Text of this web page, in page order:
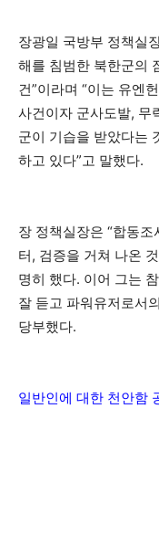
장광일 국방부 정책실
해를 침범한 북한군의
건”이라며 “이는 유엔
사건이자 군사도발, 무
군이 기습을 받았다는
하고 있다”고 말했다.
장 정책실장은 “합동
터, 검증을 거쳐 나온
명히 했다. 이어 그는
잘 듣고 파워유저로서
당부했다.
일반인에 대한 천안함